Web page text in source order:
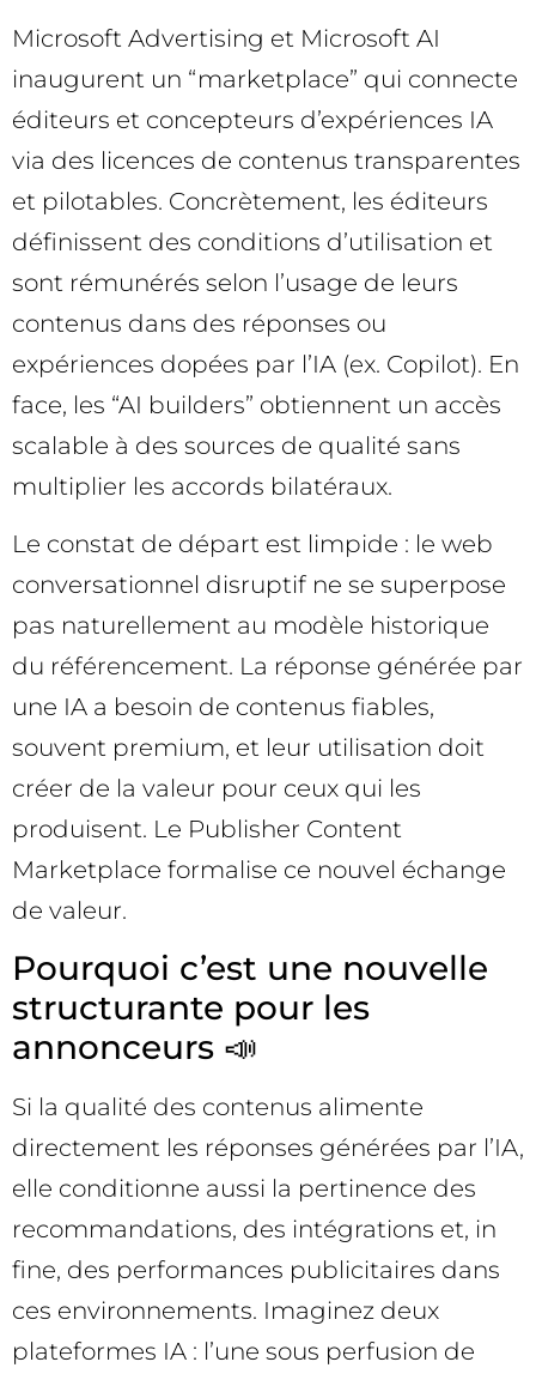
Microsoft Advertising et Microsoft AI
inaugurent un “marketplace” qui connecte
éditeurs et concepteurs d’expériences IA
via des licences de contenus transparentes
et pilotables. Concrètement, les éditeurs
définissent des conditions d’utilisation et
sont rémunérés selon l’usage de leurs
contenus dans des réponses ou
expériences dopées par l’IA (ex. Copilot). En
face, les “AI builders” obtiennent un accès
scalable à des sources de qualité sans
multiplier les accords bilatéraux.
Le constat de départ est limpide : le web
conversationnel disruptif ne se superpose
pas naturellement au modèle historique
du référencement. La réponse générée par
une IA a besoin de contenus fiables,
souvent premium, et leur utilisation doit
créer de la valeur pour ceux qui les
produisent. Le Publisher Content
Marketplace formalise ce nouvel échange
de valeur.
Pourquoi c’est une nouvelle
structurante pour les
annonceurs 📣
Si la qualité des contenus alimente
directement les réponses générées par l’IA,
elle conditionne aussi la pertinence des
recommandations, des intégrations et, in
fine, des performances publicitaires dans
ces environnements. Imaginez deux
plateformes IA : l’une sous perfusion de